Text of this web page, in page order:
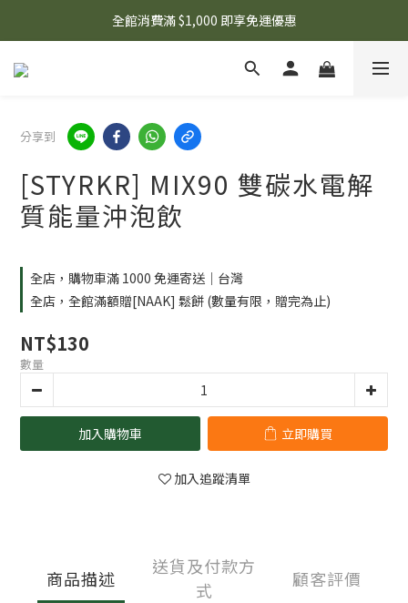
🌟 想知道現在有什麼優惠嗎？ 點擊查看最新優惠！
全館消費滿 $1,000 即享免運優惠
🌟 想知道現在有什麼優惠嗎？ 點擊查看最新優惠！
分享到
[STYRKR] MIX90 雙碳水電解
質能量沖泡飲
全店，購物車滿 1000 免運寄送｜台灣
全店，全館滿額贈[NAAK] 鬆餅 (數量有限，贈完為止)
NT$130
數量
加入購物車 立即購買
加入追蹤清單
商品描述
送貨及付款方
式
顧客評價